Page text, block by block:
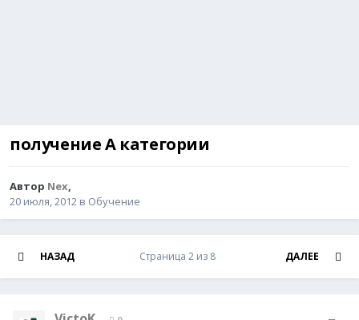
получение А категории
Автор Nex,
20 июля, 2012 в Обучение
НАЗАД ДАЛЕЕ
Страница 2 из 8